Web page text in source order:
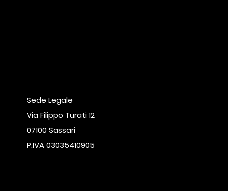
Lusso Immobiliare:
Sede Legale
Via Filippo Turati 12
07100 Sassari
P.IVA 03035410905